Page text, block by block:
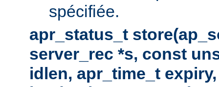
spécifiée.
apr_status_t
server_rec *s, const
idlen, apr_time_t